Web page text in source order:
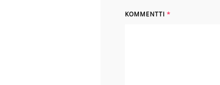
KOMMENTTI *